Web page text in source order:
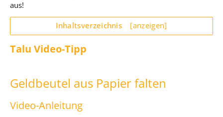
aus!
Inhaltsverzeichnis [anzeigen]
Talu Video-Tipp
Geldbeutel aus Papier falten
Video-Anleitung